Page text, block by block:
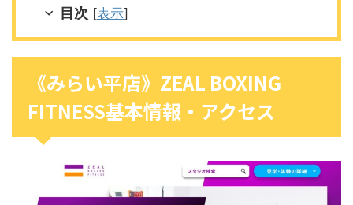
目次 [表示]
《みらい平店》ZEAL BOXING
FITNESS基本情報・アクセス